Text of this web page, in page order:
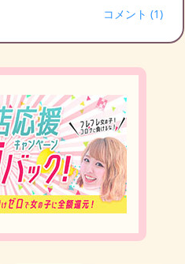
コメント (1)